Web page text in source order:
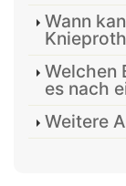
Wann
Welchen
es nach
Weitere